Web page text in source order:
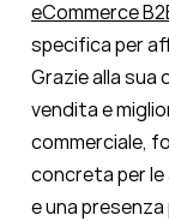
eCommerce
specifica per
Grazie alla
vendita e
commerciale,
concreta per le
e una